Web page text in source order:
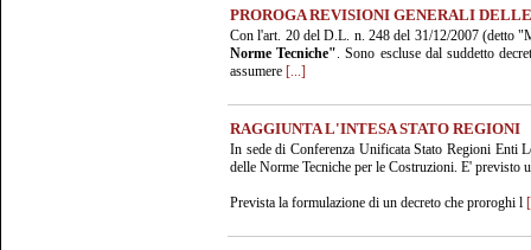
PROROGA REVISIONI GENERALI
Con l'art. 20 del D.L. n. 248 del 31/12/2007 (detto
Norme Tecniche". Sono escluse dal suddetto
assumere [...]
RAGGIUNTA L'INTESA STATO REGIONI
In sede di Conferenza Unificata Stato Regioni Enti
delle Norme Tecniche per le Costruzioni. E' previsto
Prevista la formulazione di un decreto che proroghi l